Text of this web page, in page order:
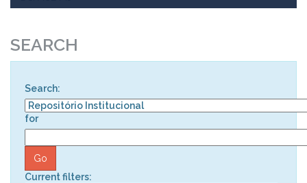
SEARCH
Search:
for
Current filters: